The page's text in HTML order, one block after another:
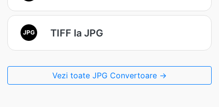
JPG TIFF la JPG
Vezi toate JPG Convertoare →